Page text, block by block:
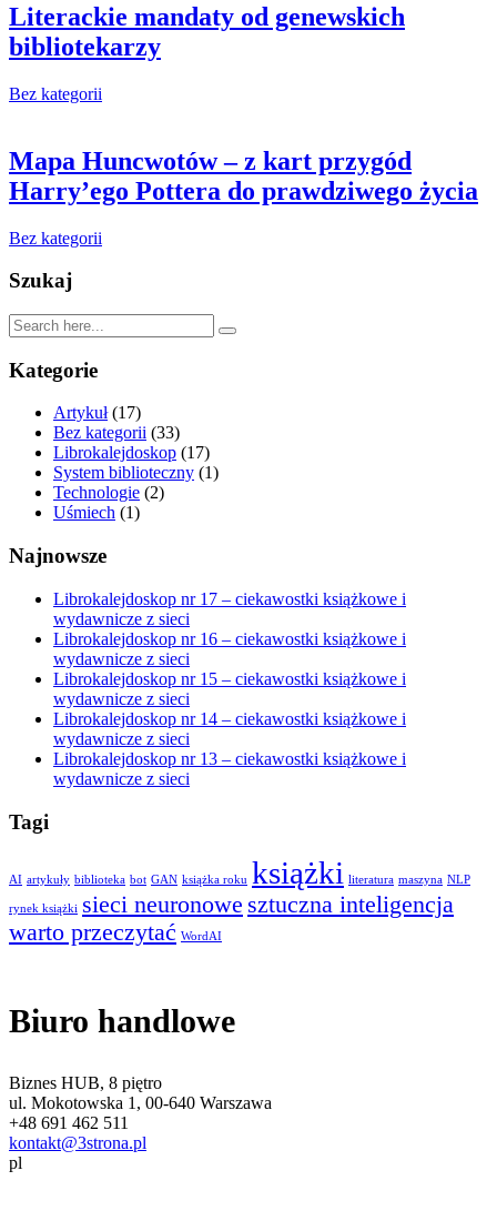
Literackie mandaty od genewskich
bibliotekarzy
Bez kategorii
Mapa Huncwotów – z kart przygód
Harry’ego Pottera do prawdziwego życia
Bez kategorii
Szukaj
Kategorie
Artykuł(17)
Bez kategorii (33)
Librokalejdoskop (17)
System biblioteczny (1)
Technologie (2)
Uśmiech (1)
Najnowsze
Librokalejdoskop nr 17 – ciekawostki książkowe i
wydawnicze z sieci
Librokalejdoskop nr 16 – ciekawostki książkowe i
wydawnicze z sieci
Librokalejdoskop nr 15 – ciekawostki książkowe i
wydawnicze z sieci
Librokalejdoskop nr 14 – ciekawostki książkowe i
wydawnicze z sieci
Librokalejdoskop nr 13 – ciekawostki książkowe i
wydawnicze z sieci
Tagi
AI artykuły biblioteka bot GAN książka roku książki literatura maszyna NLP
rynek książki sieci neuronowe sztuczna inteligencja
warto przeczytać WordAI
Biuro handlowe
Biznes HUB, 8 piętro
ul. Mokotowska 1, 00-640 Warszawa
+48 691 462 511
kontakt@3strona.pl
pl